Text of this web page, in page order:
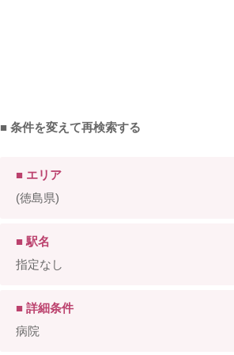
■ 条件を変えて再検索する
■ エリア
(徳島県)
■ 駅名
指定なし
■ 詳細条件
病院